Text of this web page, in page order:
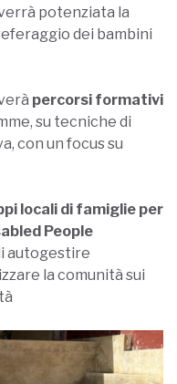
potenziata la
dei bambini
percorsi formativi
su tecniche di
con un focus su
locali di famiglie per
People
autogestire
la comunità sui